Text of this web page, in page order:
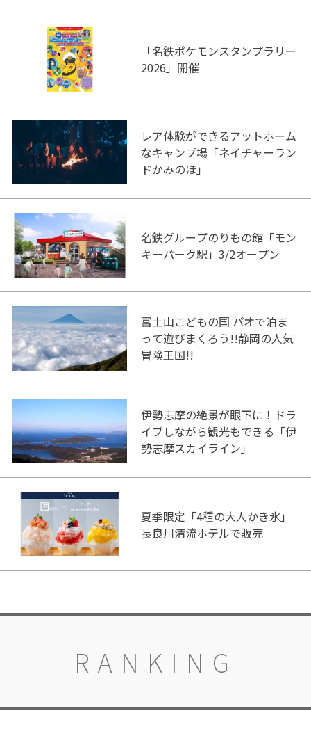
「名鉄ポケモンスタンプラリー
2026」開催
レア体験ができるアットホーム
なキャンプ場「ネイチャーラン
ドかみのほ」
名鉄グループのりもの館「モン
キーパーク駅」3/2オープン
富士山こどもの国 パオで泊ま
って遊びまくろう!!静岡の人気
冒険王国!!
伊勢志摩の絶景が眼下に！ドラ
イブしながら観光もできる「伊
勢志摩スカイライン」
夏季限定「4種の大人かき氷」
長良川清流ホテルで販売
RANKING